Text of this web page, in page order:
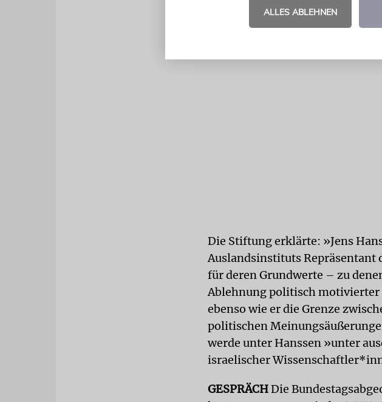
Die Stiftung erklärte: »Jens
Auslandsinstituts Repräsentant
für deren Grundwerte – zu
Ablehnung politisch
ebenso wie er die Grenze
politischen
werde unter Hanssen »unter
israelischer
GESPRÄCHDie
ALLES ABLEHNEN